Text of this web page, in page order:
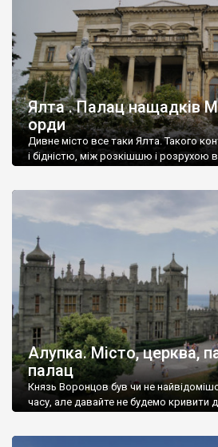
Ялта . Палац нащадків
орди
Дивне місто все таки Ялта. Такого
і бідністю, між розкішшю і розрухою в
Алупка. Місто, церква,
палац
Князь Воронцов був чи не
часу, але давайте не будемо кривити